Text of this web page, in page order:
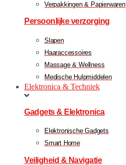
Verpakkingen & Papierwaren
Persoonlijke verzorging
Slapen
Haaraccessoires
Massage & Wellness
Medische Hulpmiddelen
Elektronica & Techniek
Gadgets & Elektronica
Elektronische Gadgets
Smart Home
Veiligheid & Navigatie